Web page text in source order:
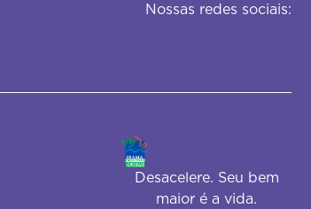
Nossas redes sociais:
Desacelere. Seu bem
maior é a vida.